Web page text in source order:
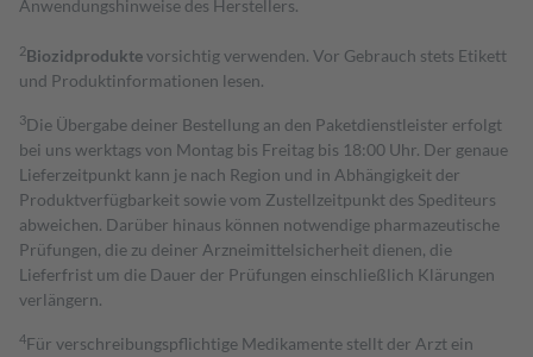
Anwendungshinweise des Herstellers.
2Biozidproduktevorsichtig verwenden. Vor Gebrauch stets Etikett
und Produktinformationen lesen.
3Die Übergabe deiner Bestellung an den Paketdienstleister erfolgt
bei uns werktags von Montag bis Freitag bis 18:00 Uhr. Der genaue
Lieferzeitpunkt kann je nach Region und in Abhängigkeit der
Produktverfügbarkeit sowie vom Zustellzeitpunkt des Spediteurs
abweichen. Darüber hinaus können notwendige pharmazeutische
Prüfungen, die zu deiner Arzneimittelsicherheit dienen, die
Lieferfrist um die Dauer der Prüfungen einschließlich Klärungen
verlängern.
4Für verschreibungspflichtige Medikamente stellt der Arzt ein